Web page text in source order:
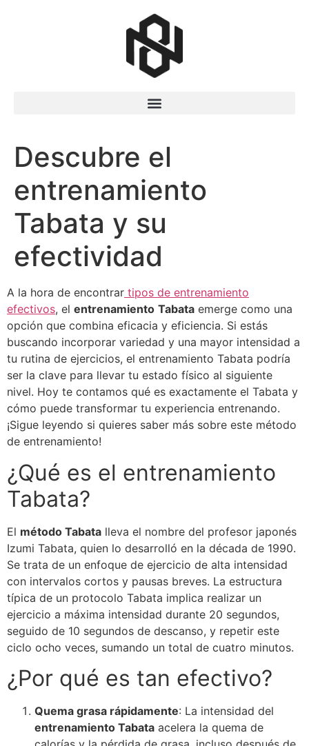
Descubre el
entrenamiento
Tabata y su
efectividad
A la hora de encontrar tipos de entrenamiento
efectivos, el entrenamiento Tabata emerge como una
opción que combina eficacia y eficiencia. Si estás
buscando incorporar variedad y una mayor intensidad a
tu rutina de ejercicios, el entrenamiento Tabata podría
ser la clave para llevar tu estado físico al siguiente
nivel. Hoy te contamos qué es exactamente el Tabata y
cómo puede transformar tu experiencia entrenando.
¡Sigue leyendo si quieres saber más sobre este método
de entrenamiento!
¿Qué es el entrenamiento
Tabata?
El método Tabata lleva el nombre del profesor japonés
Izumi Tabata, quien lo desarrolló en la década de 1990.
Se trata de un enfoque de ejercicio de alta intensidad
con intervalos cortos y pausas breves. La estructura
típica de un protocolo Tabata implica realizar un
ejercicio a máxima intensidad durante 20 segundos,
seguido de 10 segundos de descanso, y repetir este
ciclo ocho veces, sumando un total de cuatro minutos.
¿Por qué es tan efectivo?
Quema grasa rápidamente: La intensidad del
entrenamiento Tabata acelera la quema de